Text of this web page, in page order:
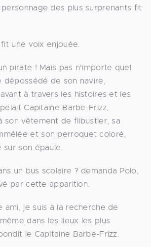
des plus surprenants fit
une voix enjouée.
pirate ! Mais pas n'importe quel
dépossédé de son navire,
à travers les histoires et les
Capitaine Barbe-Frizz,
son vêtement de flibustier, sa
et son perroquet coloré,
son épaule.
un bus scolaire ? demanda Polo,
par cette apparition.
ami, je suis à la recherche de
dans les lieux les plus
le Capitaine Barbe-Frizz.